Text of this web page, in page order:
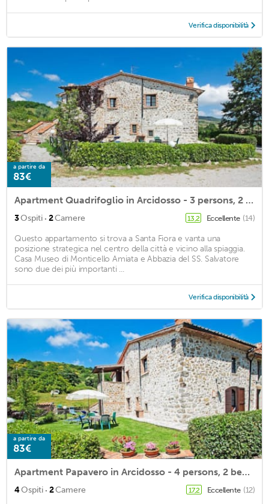
Verifica disponibilità
a partire da
83€
Apartment Quadrifoglio in Arcidosso - 3 persons, 2 bedrooms
3Ospiti · 2Camere 13,2 Eccellente (14)
Questo appartamento si trova a Santa Fiora e vanta una
posizione strategica nel centro della città e vicino alla spiaggia.
Casa Museo di Monticello Amiata e Abbazia del SS. Salvatore
sono due dei più importanti ...
Verifica disponibilità
a partire da
83€
Apartment Papavero in Arcidosso - 4 persons, 2 bedrooms
4Ospiti · 2Camere 17,2 Eccellente (12)